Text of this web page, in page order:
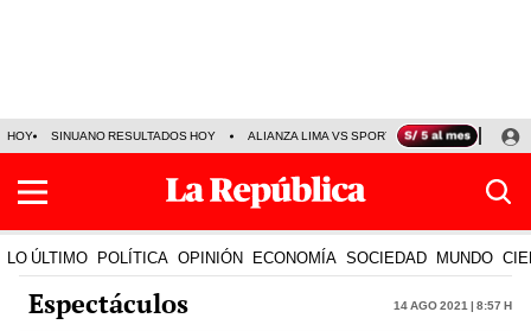
HOY SINUANO RESULTADOS HOY ALIANZA LIMA VS SPORT BOYS JORGE
LO ÚLTIMO POLÍTICA OPINIÓN ECONOMÍA SOCIEDAD MUNDO
Espectáculos 14 Ago 2021 | 8:57 h